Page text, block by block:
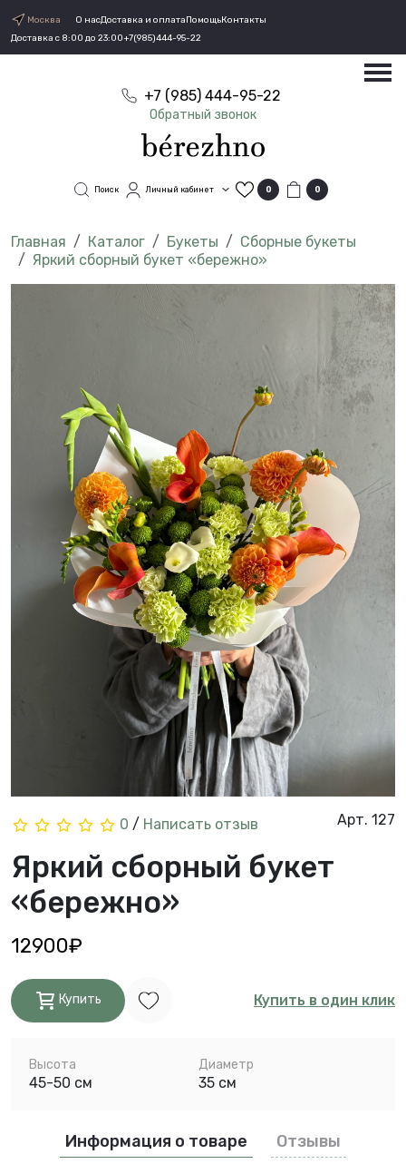
Москва О насДоставка и оплатаПомощьКонтакты
Доставка с 8:00 до 23:00+7(985)444-95-22
+7 (985) 444-95-22
Обратный звонок
Поиск Личный кабинет 0 0
Каталог Букеты
Сборные букеты
Яркий сборный букет «бережно»
0 / Написать отзыв Арт. 127
Яркий сборный букет
«бережно»
12900₽
Купить Купить в один клик
Высота
45-50 см
Диаметр
35 см
Информация о товаре Отзывы